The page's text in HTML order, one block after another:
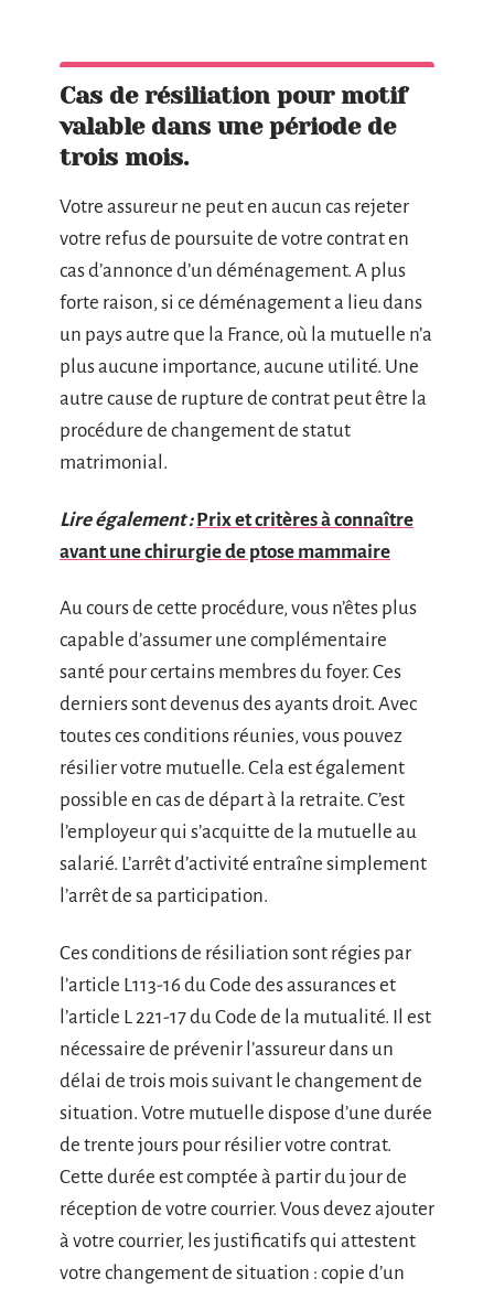
Cas de résiliation pour motif
valable dans une période de
trois mois.
Votre assureur ne peut en aucun cas rejeter
votre refus de poursuite de votre contrat en
cas d’annonce d’un déménagement. A plus
forte raison, si ce déménagement a lieu dans
un pays autre que la France, où la mutuelle n’a
plus aucune importance, aucune utilité. Une
autre cause de rupture de contrat peut être la
procédure de changement de statut
matrimonial.
Lire également : Prix et critères à connaître
avant une chirurgie de ptose mammaire
Au cours de cette procédure, vous n’êtes plus
capable d’assumer une complémentaire
santé pour certains membres du foyer. Ces
derniers sont devenus des ayants droit. Avec
toutes ces conditions réunies, vous pouvez
résilier votre mutuelle. Cela est également
possible en cas de départ à la retraite. C’est
l’employeur qui s’acquitte de la mutuelle au
salarié. L’arrêt d’activité entraîne simplement
l’arrêt de sa participation.
Ces conditions de résiliation sont régies par
l’article L113-16 du Code des assurances et
l’article L 221-17 du Code de la mutualité. Il est
nécessaire de prévenir l’assureur dans un
délai de trois mois suivant le changement de
situation. Votre mutuelle dispose d’une durée
de trente jours pour résilier votre contrat.
Cette durée est comptée à partir du jour de
réception de votre courrier. Vous devez ajouter
à votre courrier, les justificatifs qui attestent
votre changement de situation : copie d’un